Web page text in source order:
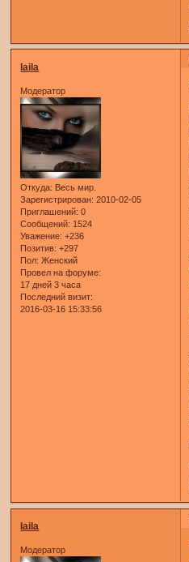
laila
Модератор
Откуда: Весь мир.
Зарегистрирован: 2010-02-05
Приглашений: 0
Сообщений: 1524
Уважение: +236
Позитив: +297
Пол: Женский
Провел на форуме:
17 дней 3 часа
Последний визит:
2016-03-16 15:33:56
laila
Модератор